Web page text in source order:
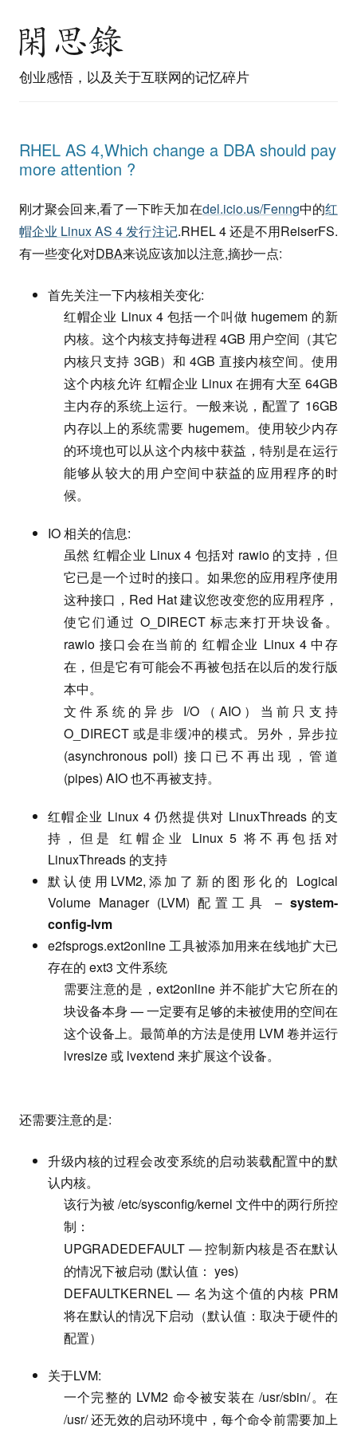
创业感悟，以及关于互联网的记忆碎片
RHEL AS 4,Which change a DBA should pay
more attention ?
刚才聚会回来,看了一下昨天加在del.icio.us/Fenng中的红
帽企业 Linux AS 4 发行注记.RHEL 4 还是不用ReiserFS.
有一些变化对DBA来说应该加以注意,摘抄一点:
首先关注一下内核相关变化:
红帽企业 Linux 4 包括一个叫做 hugemem 的新
内核。这个内核支持每进程 4GB 用户空间（其它
内核只支持 3GB）和 4GB 直接内核空间。使用
这个内核允许 红帽企业 Linux 在拥有大至 64GB
主内存的系统上运行。一般来说，配置了 16GB
内存以上的系统需要 hugemem。使用较少内存
的环境也可以从这个内核中获益，特别是在运行
能够从较大的用户空间中获益的应用程序的时
候。
IO 相关的信息:
虽然 红帽企业 Linux 4 包括对 rawio 的支持，但
它已是一个过时的接口。如果您的应用程序使用
这种接口，Red Hat 建议您改变您的应用程序，
使它们通过 O_DIRECT 标志来打开块设备。
rawio 接口会在当前的 红帽企业 Linux 4 中存
在，但是它有可能会不再被包括在以后的发行版
本中。
文件系统的异步 I/O（AIO）当前只支持
O_DIRECT 或是非缓冲的模式。另外，异步拉
(asynchronous poll) 接口已不再出现，管道
(pipes) AIO 也不再被支持。
红帽企业 Linux 4 仍然提供对 LinuxThreads 的支
持，但是 红帽企业 Linux 5 将不再包括对
LinuxThreads 的支持
默认使用LVM2,添加了新的图形化的 Logical
Volume Manager (LVM) 配置工具 – system-
config-lvm
e2fsprogs.ext2online 工具被添加用来在线地扩大已
存在的 ext3 文件系统
需要注意的是，ext2online 并不能扩大它所在的
块设备本身 — 一定要有足够的未被使用的空间在
这个设备上。最简单的方法是使用 LVM 卷并运行
lvresize 或 lvextend 来扩展这个设备。
还需要注意的是:
升级内核的过程会改变系统的启动装载配置中的默
认内核。
该行为被 /etc/sysconfig/kernel 文件中的两行所控
制：
UPGRADEDEFAULT — 控制新内核是否在默认
的情况下被启动 (默认值： yes)
DEFAULTKERNEL — 名为这个值的内核 PRM
将在默认的情况下启动（默认值：取决于硬件的
配置）
关于LVM:
一个完整的 LVM2 命令被安装在 /usr/sbin/。在
/usr/ 还无效的启动环境中，每个命令前需要加上